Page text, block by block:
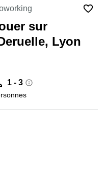
sur
Lyon
1 - 3